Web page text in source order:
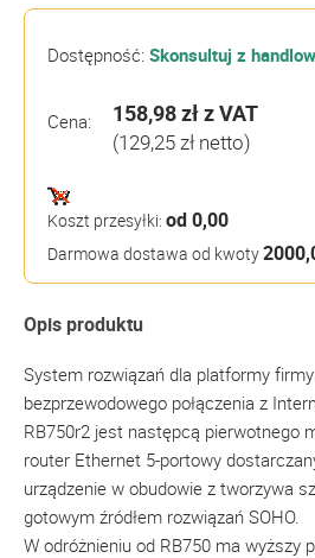
Dostępność: Skonsultuj z
Cena: 158,98 złz VAT
(129,25 zł netto)
Koszt przesyłki: od 0,00
Darmowa dostawa od kwoty
Opis produktu
System rozwiązań dla platformy
bezprzewodowego połączenia z
RB750r2 jest następcą pierwotnego
router Ethernet 5-portowy
urządzenie w obudowie z tworzywa
gotowym źródłem rozwiązań SOHO.
W odróżnieniu od RB750 ma wyższy